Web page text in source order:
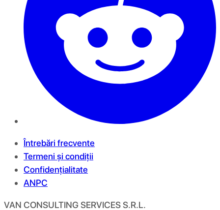
Întrebări frecvente
Termeni și condiții
Confidențialitate
ANPC
VAN CONSULTING SERVICES S.R.L.